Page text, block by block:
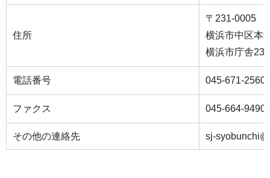
住所
〒231-0005
横浜市中区本
横浜市庁舎23
電話番号 045-671-2560
ファクス 045-664-9490
その他の連絡先 sj-